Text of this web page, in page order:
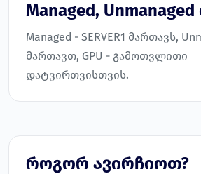
Managed, Unmanaged
Managed - SERVER1 მართავს,
მართავთ, GPU - გამოთვლითი
დატვირთვისთვის.
როგორ ავირჩიოთ?